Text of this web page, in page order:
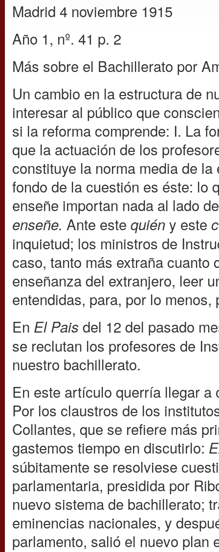
Madrid 4 noviembre 1915
Año 1, nº. 41 p. 2
Más sobre el Bachillerato por
Un cambio en la estructura de
interesar al público que
si la reforma comprende: I. La
que la actuación de los
constituye la norma media de
fondo de la cuestión es éste: lo
enseñe importan nada al lado
enseñe. Ante este quiény este
inquietud; los ministros de
caso, tanto más extraña
enseñanza del extranjero, leer
entendidas, para, por lo
En El Pais del 12 del pasado
se reclutan los profesores de
nuestro bachillerato.
En este artículo querría llegar
Por los claustros de los
Collantes, que se refiere más
gastemos tiempo en discutirlo:
súbitamente se resolviese
parlamentaria, presidida por
nuevo sistema de bachillerato;
eminencias nacionales, y
parlamento, salió el nuevo plan